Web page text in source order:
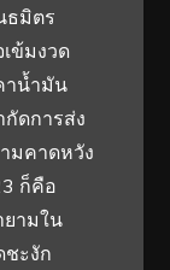
ธมิตร
ข้มงวด
าน้ำมัน
กัดการส่ง
มคาดหวัง
ก็คือ
ยามใน
ะงัก